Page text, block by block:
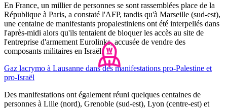
En France, un millier de personnes se sont rassemblées place de la
République à Paris, a constaté l'AFP, tandis qu'à Marseille (sud-est),
une centaine de manifestants propalestiniens ont été interpellés dans
l'après-midi alors qu'ils tentaient de bloquer les accès au site de
l'entreprise d'armement Eurolinks, accusée de vendre des
composants militaires en Israël.
Gaz lacrymo à Lausanne dans des manifestations pro-Palestine et
pro-Israël
Des manifestations ont également réuni quelques centaines de
personnes à Lille (nord), Grenoble (sud-est), Lyon (centre-est) et